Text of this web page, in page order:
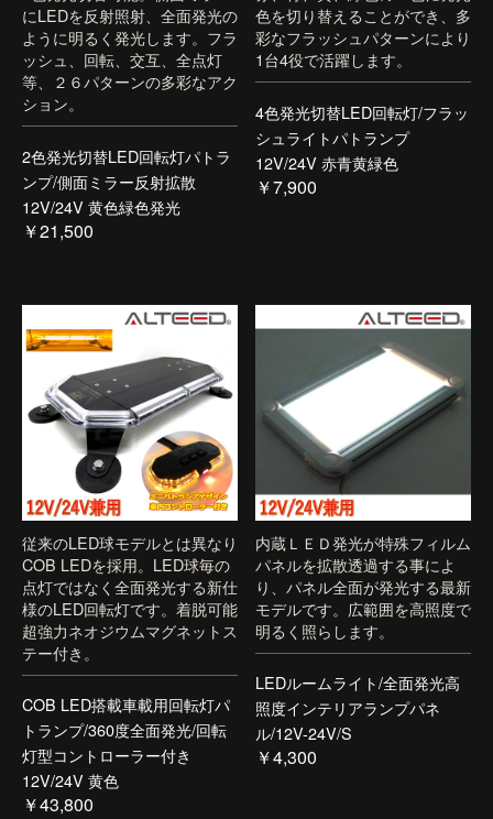
にLEDを反射照射、全面発光の
ように明るく発光します。フラ
ッシュ、回転、交互、全点灯
等、２６パターンの多彩なアク
ション。
2色発光切替LED回転灯パトラ
ンプ/側面ミラー反射拡散
12V/24V 黄色緑色発光
￥21,500
色を切り替えることができ、多
彩なフラッシュパターンにより
1台4役で活躍します。
4色発光切替LED回転灯/フラッ
シュライトパトランプ
12V/24V 赤青黄緑色
￥7,900
従来のLED球モデルとは異なり
COB LEDを採用。LED球毎の
点灯ではなく全面発光する新仕
様のLED回転灯です。着脱可能
超強力ネオジウムマグネットス
テー付き。
COB LED搭載車載用回転灯パ
トランプ/360度全面発光/回転
灯型コントローラー付き
12V/24V 黄色
￥43,800
内蔵ＬＥＤ発光が特殊フィルム
パネルを拡散透過する事によ
り、パネル全面が発光する最新
モデルです。広範囲を高照度で
明るく照らします。
LEDルームライト/全面発光高
照度インテリアランプパネ
ル/12V-24V/S
￥4,300